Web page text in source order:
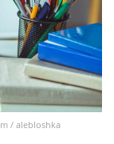
/ alebloshka